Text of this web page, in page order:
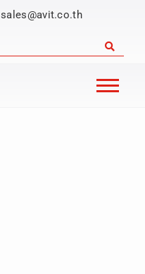
sales@avit.co.th